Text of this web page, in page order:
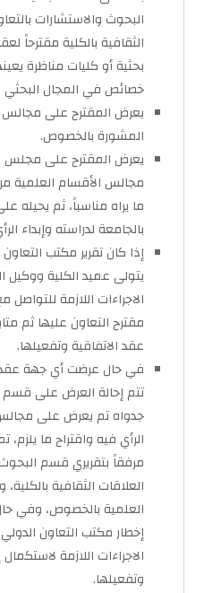
البحوث والاستشارات
الثقافية بالكلية مقترحاً
بحثية أو كليات مناظرة
خصائص في المجال البحثي
يعرض المقترح على مجالس
المشورة بالخصوص.
يعرض المقترح على مجلس
مجالس الأقسام العلمية
ما يراه مناسباً، ثم يحيله
بالجامعة لدراسته وإبداء
إذا كان تقرير مكتب التعاون
يتولى عميد الكلية ووكيل
الاجراءات اللازمة
مقترح التعاون عليها ثم
عقد الاتفاقية وتفعيلها.
في حال عرضت أي جهة عقد
تتم إحالة العرض على قسم
جدواه تم يعرض على مجالس
الرأي فيه واقتراح ما
مرفقاً بتقريري قسم
العلاقات الثقافية
العلمية بالخصوص، وفي
إخطار مكتب التعاون
الاجراءات اللازمة
وتفعيلها.